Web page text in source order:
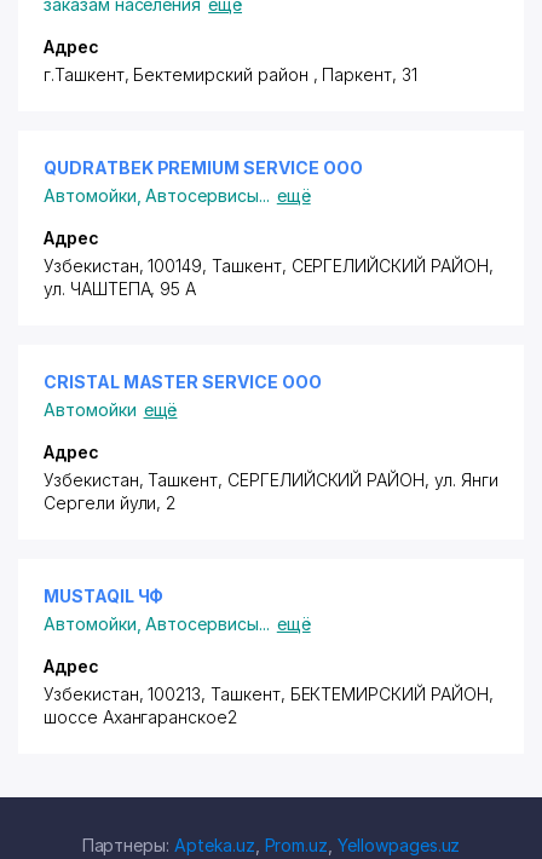
заказам населения ещё
Адрес
г.Ташкент, Бектемирский район , Паркент, 31
QUDRATBEK PREMIUM SERVICE ООО
Автомойки ,Автосервисы... ещё
Адрес
Узбекистан, 100149, Ташкент, СЕРГЕЛИЙСКИЙ РАЙОН,
ул. ЧАШТЕПА, 95 А
CRISTAL MASTER SERVICE ООО
Автомойки ещё
Адрес
Узбекистан, Ташкент, СЕРГЕЛИЙСКИЙ РАЙОН, ул. Янги
Сергели йули, 2
MUSTAQIL ЧФ
Автомойки ,Автосервисы... ещё
Адрес
Узбекистан, 100213, Ташкент, БЕКТЕМИРСКИЙ РАЙОН,
шоссе Ахангаранское2
Партнеры: Apteka.uz Prom.uz ,Yellowpages.uz